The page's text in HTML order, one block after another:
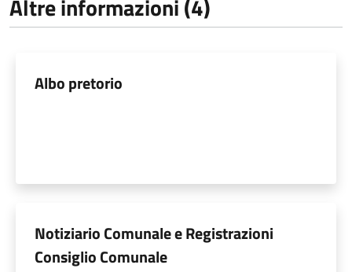
Altre informazioni (4)
Albo pretorio
Notiziario Comunale e Registrazioni
Consiglio Comunale